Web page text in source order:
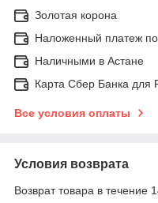
Золотая корона
Наложенный платеж по
Наличными в Астане
Карта Сбер Банка для
Все условия оплаты
Условия возврата
Возврат товара в течение